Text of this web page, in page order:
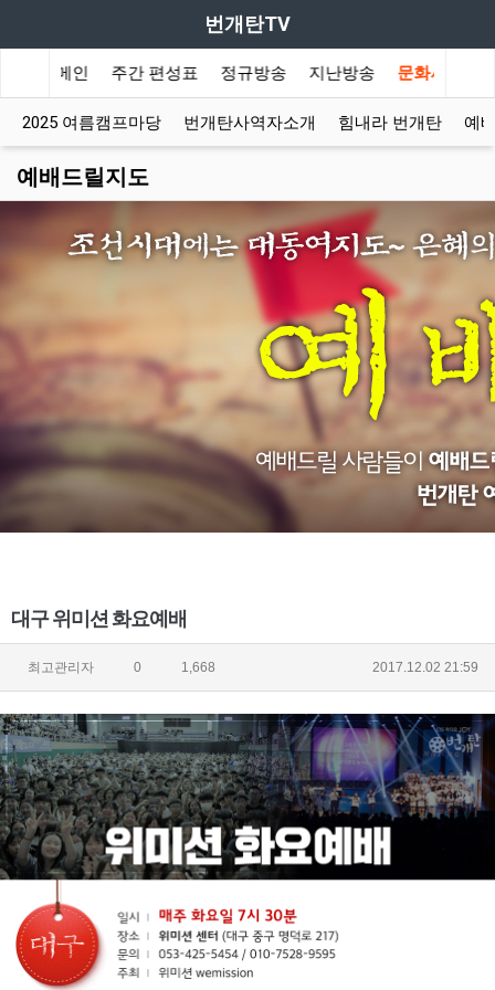
번개탄TV
정규방송 지난방송 문화사역 커뮤니티 바로가기
2025 여름캠프마당 번개탄사역자소개 힘내라 번개탄 예
예배드릴지도
대구 위미션 화요예배
최고관리자 0 1,668 2017.12.02 21:59